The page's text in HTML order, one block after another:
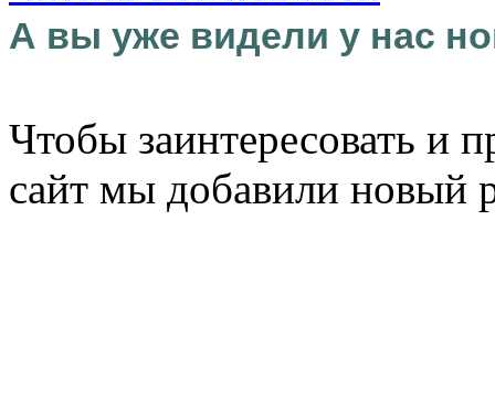
А вы уже видели у нас
Чтобы заинтересовать и
сайт мы добавили новый